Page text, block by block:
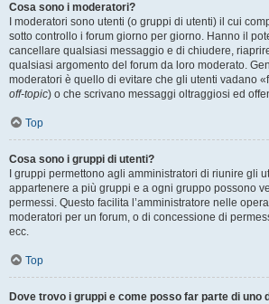
Cosa sono i moderatori?
I moderatori sono utenti (o gruppi di utenti) il cui
sotto controllo i forum giorno per giorno. Hanno il
cancellare qualsiasi messaggio e di chiudere,
qualsiasi argomento del forum da loro moderato.
moderatori è quello di evitare che gli utenti vadano
off-topic) o che scrivano messaggi oltraggiosi ed
Top
Cosa sono i gruppi di utenti?
I gruppi permettono agli amministratori di riunire gli
appartenere a più gruppi e a ogni gruppo possono
permessi. Questo facilita l’amministratore nelle
moderatori per un forum, o di concessione di
ecc.
Top
Dove trovo i gruppi e come posso far parte di uno